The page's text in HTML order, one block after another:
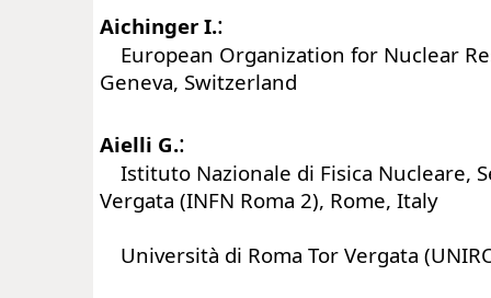
Aichinger I.:
European Organization for Nuclear
Geneva, Switzerland
Aielli G.:
Istituto Nazionale di Fisica Nucleare,
Vergata (INFN Roma 2), Rome, Italy
Università di Roma Tor Vergata